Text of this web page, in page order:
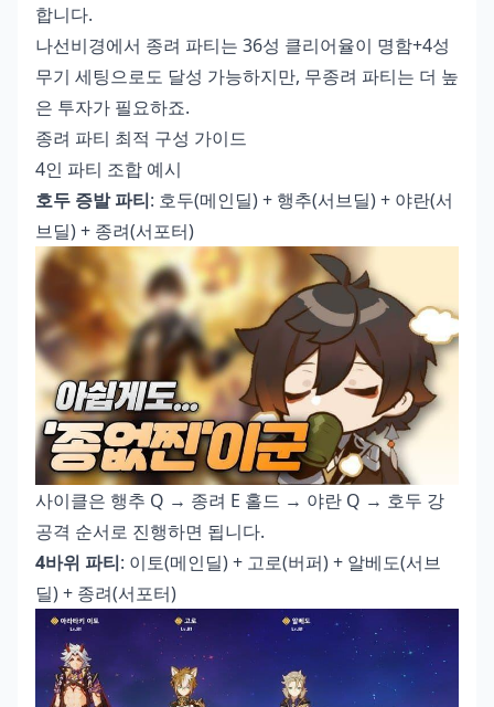
합니다.
나선비경에서 종려 파티는 36성 클리어율이 명함+4성
무기 세팅으로도 달성 가능하지만, 무종려 파티는 더 높
은 투자가 필요하죠.
종려 파티 최적 구성 가이드
4인 파티 조합 예시
호두 증발 파티: 호두(메인딜) + 행추(서브딜) + 야란(서
브딜) + 종려(서포터)
사이클은 행추 Q → 종려 E 홀드 → 야란 Q → 호두 강
공격 순서로 진행하면 됩니다.
4바위 파티: 이토(메인딜) + 고로(버퍼) + 알베도(서브
딜) + 종려(서포터)